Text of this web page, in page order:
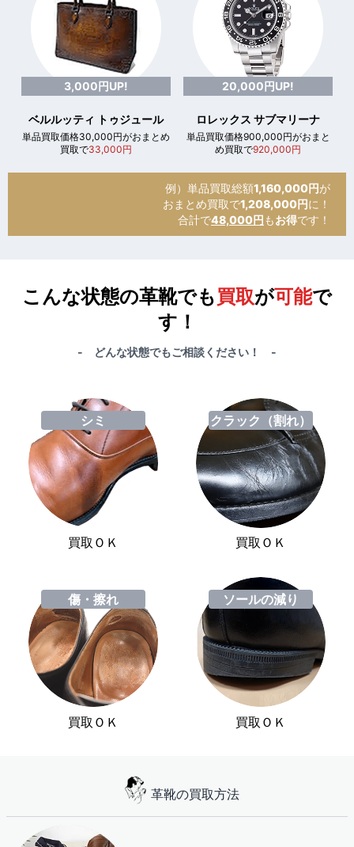
3,000円UP!
ベルルッティ トゥジュール
単品買取価格30,000円がおまとめ
買取で33,000円
20,000円UP!
ロレックス サブマリーナ
単品買取価格900,000円がおまと
め買取で920,000円
例）単品買取総額1,160,000円が
おまとめ買取で1,208,000円に！
合計で48,000円 もお得です！
こんな状態の革靴でも買取が可能で
す！
- どんな状態でもご相談ください！ -
シミ
買取ＯＫ
クラック（割れ）
買取ＯＫ
傷・擦れ
買取ＯＫ
ソールの減り
買取ＯＫ
革靴の買取方法